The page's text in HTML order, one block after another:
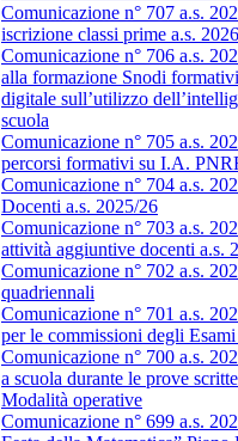
Comunicazione n° 707 a.s.
iscrizione classi prime a.s.
Comunicazione n° 706 a.s.
alla formazione Snodi
digitale sull’utilizzo
scuola
Comunicazione n° 705 a.s.
percorsi formativi su I.A.
Comunicazione n° 704 a.s.
Docenti a.s. 2025/26
Comunicazione n° 703 a.s.
attività aggiuntive docenti a.s.
Comunicazione n° 702 a.s.
quadriennali
Comunicazione n° 701 a.s.
per le commissioni degli
Comunicazione n° 700 a.s.
a scuola durante le prove
Modalità operative
Comunicazione n° 699 a.s.